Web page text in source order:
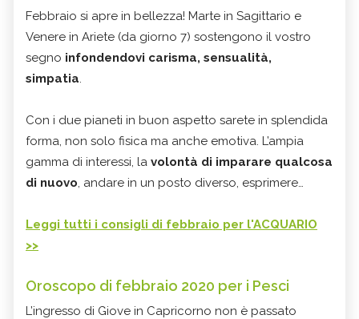
Febbraio si apre in bellezza! Marte in Sagittario e
Venere in Ariete (da giorno 7) sostengono il vostro
segno infondendovi carisma, sensualità,
simpatia.
Con i due pianeti in buon aspetto sarete in splendida
forma, non solo fisica ma anche emotiva. L’ampia
gamma di interessi, la volontà di imparare qualcosa
di nuovo, andare in un posto diverso, esprimere…
Leggi tutti i consigli di febbraio per l'ACQUARIO
>>
Oroscopo di febbraio 2020 per i Pesci
L’ingresso di Giove in Capricorno non è passato